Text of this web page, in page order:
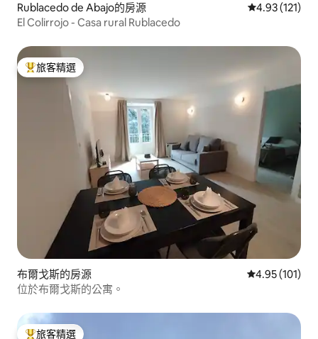
Rublacedo de Abajo的房源 從 121 則評價
4.93 (121)
El Colirrojo - Casa rural Rublacedo
旅客精選榜首
旅客精選
布爾戈斯的房源 從 101 則評價
4.95 (101)
位於布爾戈斯的公寓。
旅客精選